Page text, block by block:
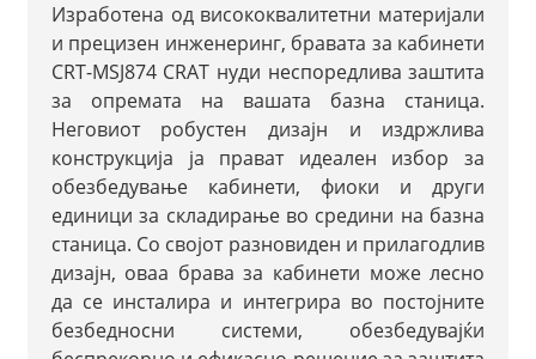
Изработена од висококвалитетни материјали
и прецизен инженеринг, бравата за кабинети
CRT-MSJ874 CRAT нуди неспоредлива заштита
за опремата на вашата базна станица.
Неговиот робустен дизајн и издржлива
конструкција ја прават идеален избор за
обезбедување кабинети, фиоки и други
единици за складирање во средини на базна
станица. Со својот разновиден и прилагодлив
дизајн, оваа брава за кабинети може лесно
да се инсталира и интегрира во постојните
безбедносни системи, обезбедувајќи